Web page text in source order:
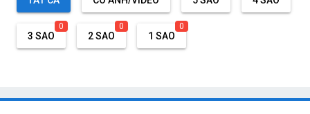
3 SAO
0
2 SAO
0
1 SAO
0